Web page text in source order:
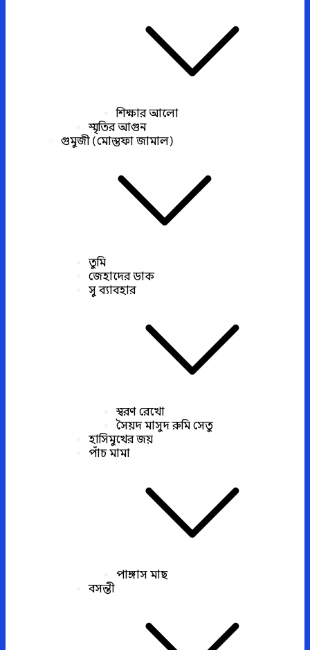
শিক্ষার আলো
স্মৃতির আগুন
গুমুজী (মোস্তফা জামাল)
তুমি
জেহাদের ডাক
সু ব্যাবহার
স্বরণ রেখো
সৈয়দ মাসুদ রুমি সেতু
হাসিমুখের জয়
পাঁচ মামা
পাঙ্গাস মাছ
বসন্তী